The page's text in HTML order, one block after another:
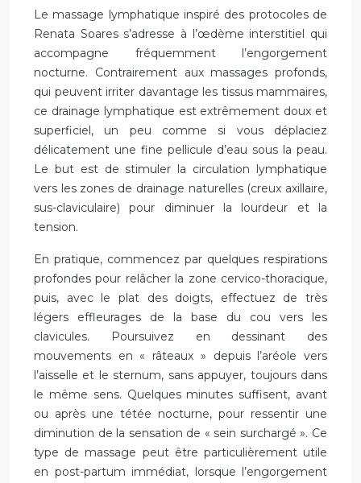
Le massage lymphatique inspiré des protocoles de
Renata Soares s’adresse à l’œdème interstitiel qui
accompagne fréquemment l’engorgement
nocturne. Contrairement aux massages profonds,
qui peuvent irriter davantage les tissus mammaires,
ce drainage lymphatique est extrêmement doux et
superficiel, un peu comme si vous déplaciez
délicatement une fine pellicule d’eau sous la peau.
Le but est de stimuler la circulation lymphatique
vers les zones de drainage naturelles (creux axillaire,
sus-claviculaire) pour diminuer la lourdeur et la
tension.
En pratique, commencez par quelques respirations
profondes pour relâcher la zone cervico-thoracique,
puis, avec le plat des doigts, effectuez de très
légers effleurages de la base du cou vers les
clavicules. Poursuivez en dessinant des
mouvements en « râteaux » depuis l’aréole vers
l’aisselle et le sternum, sans appuyer, toujours dans
le même sens. Quelques minutes suffisent, avant
ou après une tétée nocturne, pour ressentir une
diminution de la sensation de « sein surchargé ». Ce
type de massage peut être particulièrement utile
en post-partum immédiat, lorsque l’engorgement